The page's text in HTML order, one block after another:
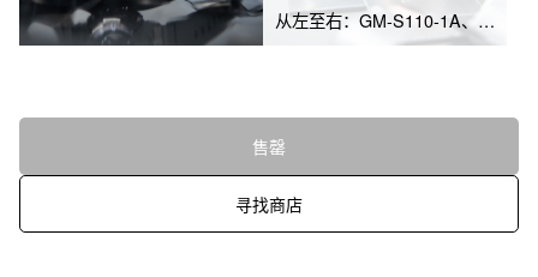
从左至右：GM-S110-1A、GM-S110LB-2A、GM-S110PG-1A、GM-S110B-8A
售罄
寻找商店